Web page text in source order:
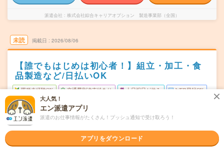
派遣会社 株式会社綜合キャリアオプション 製造事業部（全国）
未読 掲載日 2026/08/06
【誰でもはじめは初心者！】組立・加工・食
品製造など/日払いOK
職種未経験OK 交通費別途支給あり 土日祝日が休み WEB登録OK
派遣
勤務地
福島県郡山市
喜久田駅から車7分
曜日頻度 月～金
大人気！
エン派遣アプリ
派遣のお仕事情報がたくさん！プッシュ通知で受け取ろう！
アプリをダウンロード